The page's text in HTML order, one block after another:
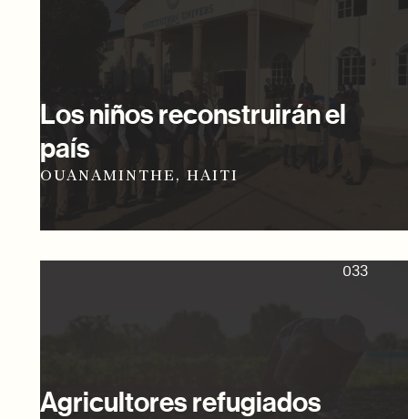
Los niños reconstruirán el
país
OUANAMINTHE, HAITI
033
Agricultores refugiados